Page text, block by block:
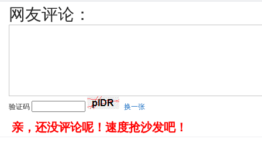
网友评论：
验证码 换一张
亲，还没评论呢！速度抢沙发吧！